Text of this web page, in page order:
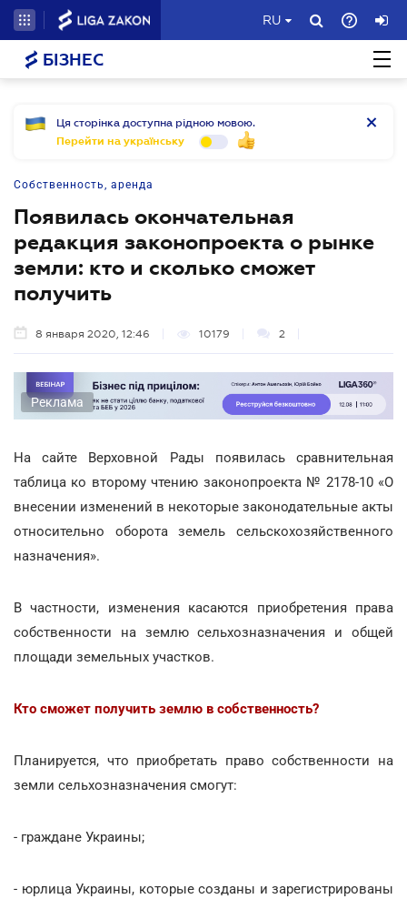
RU
БІЗНЕС
Ця сторінка доступна рідною мовою.
Перейти на українську
Собственность, аренда
Появилась окончательная
редакция законопроекта о рынке
земли: кто и сколько сможет
получить
8 января 2020, 12:46 10179 2
Реклама
На сайте Верховной Рады появилась сравнительная
таблица ко второму чтению законопроекта № 2178-10 «О
внесении изменений в некоторые законодательные акты
относительно оборота земель сельскохозяйственного
назначения».
В частности, изменения касаются приобретения права
собственности на землю сельхозназначения и общей
площади земельных участков.
Кто сможет получить землю в собственность?
Планируется, что приобретать право собственности на
земли сельхозназначения смогут:
- граждане Украины;
- юрлица Украины, которые созданы и зарегистрированы